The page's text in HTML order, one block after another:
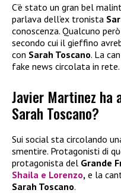
C’è stato un gran bel
parlava dell’ex tronista
conoscenza. Qualcuno
secondo cui il gieffino
con Sarah Toscano. La
fake news circolata in rete.
Javier Martinez ha
Sarah Toscano?
Sui social sta circolando
smentire. Protagonisti di
protagonista del Grande
Shaila e Lorenzo, e la
Sarah Toscano.